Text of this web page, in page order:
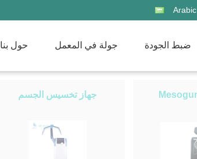
Arabic
حول بنا جولة في المعمل ضبط الجودة
جهاز تخسيس الجسم